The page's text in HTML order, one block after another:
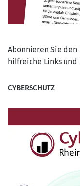
Abonnieren Sie den
hilfreiche Links und
CYBERSCHUTZ